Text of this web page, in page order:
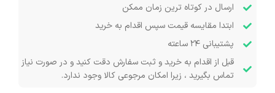
ارسال در کوتاه ترین زمان ممکن
ابتدا مقایسه قیمت سپس اقدام به خرید
پشتیبانی ۲۴ ساعته
قبل از اقدام به خرید و ثبت سفارش دقت کنید و در صورت نیاز
تماس بگیرید ، زیرا امکان مرجوعی کالا وجود ندارد.